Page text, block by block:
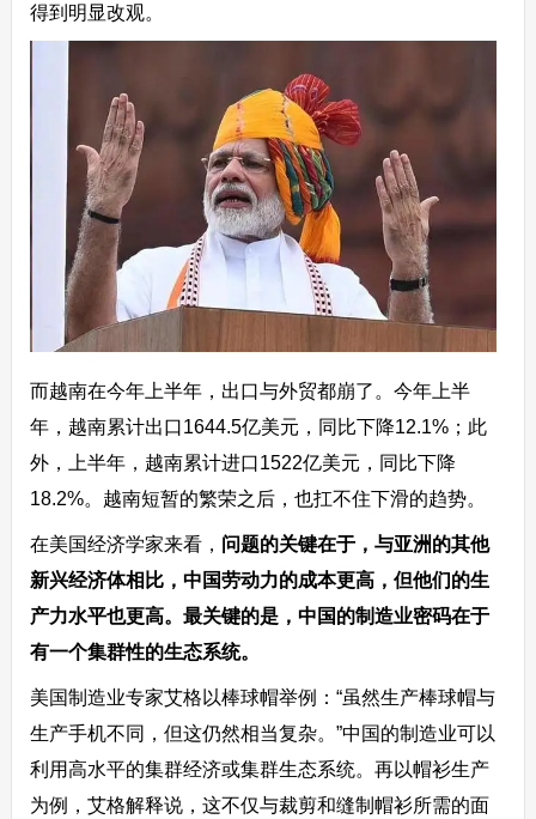
得到明显改观。
而越南在今年上半年，出口与外贸都崩了。今年上半
年，越南累计出口1644.5亿美元，同比下降12.1%；此
外，上半年，越南累计进口1522亿美元，同比下降
18.2%。越南短暂的繁荣之后，也扛不住下滑的趋势。
在美国经济学家来看， 问题的关键在于，与亚洲的其他
新兴经济体相比，中国劳动力的成本更高，但他们的生
产力水平也更高。最关键的是，中国的制造业密码在于
有一个集群性的生态系统。
美国制造业专家艾格以棒球帽举例：“虽然生产棒球帽与
生产手机不同，但这仍然相当复杂。”中国的制造业可以
利用高水平的集群经济或集群生态系统。再以帽衫生产
为例，艾格解释说，这不仅与裁剪和缝制帽衫所需的面